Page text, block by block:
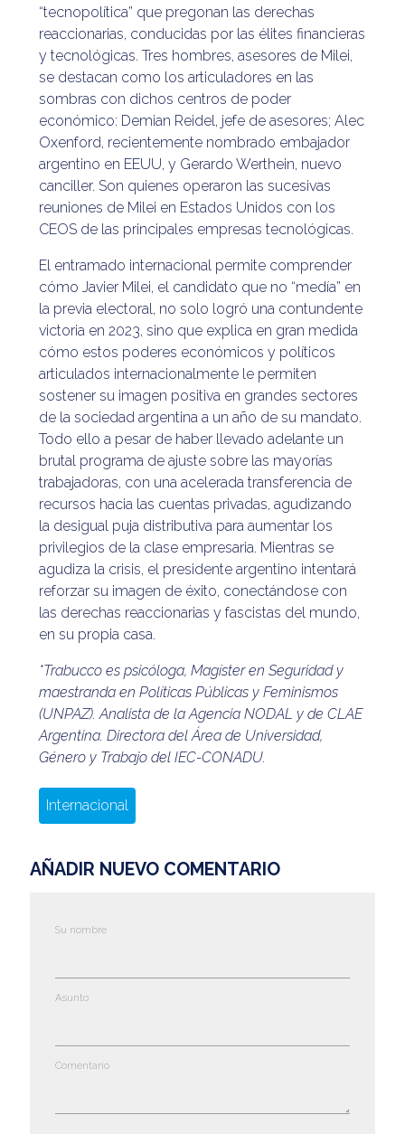
“tecnopolítica” que pregonan las derechas
reaccionarias, conducidas por las élites financieras
y tecnológicas. Tres hombres, asesores de Milei,
se destacan como los articuladores en las
sombras con dichos centros de poder
económico: Demian Reidel, jefe de asesores; Alec
Oxenford, recientemente nombrado embajador
argentino en EEUU, y Gerardo Werthein, nuevo
canciller. Son quienes operaron las sucesivas
reuniones de Milei en Estados Unidos con los
CEOS de las principales empresas tecnológicas.
El entramado internacional permite comprender
cómo Javier Milei, el candidato que no “medía” en
la previa electoral, no solo logró una contundente
victoria en 2023, sino que explica en gran medida
cómo estos poderes económicos y políticos
articulados internacionalmente le permiten
sostener su imagen positiva en grandes sectores
de la sociedad argentina a un año de su mandato.
Todo ello a pesar de haber llevado adelante un
brutal programa de ajuste sobre las mayorías
trabajadoras, con una acelerada transferencia de
recursos hacia las cuentas privadas, agudizando
la desigual puja distributiva para aumentar los
privilegios de la clase empresaria. Mientras se
agudiza la crisis, el presidente argentino intentará
reforzar su imagen de éxito, conectándose con
las derechas reaccionarias y fascistas del mundo,
en su propia casa.
*Trabucco es psicóloga, Magíster en Seguridad y
maestranda en Políticas Públicas y Feminismos
(UNPAZ). Analista de la Agencia NODAL y de CLAE
Argentina. Directora del Área de Universidad,
Género y Trabajo del IEC-CONADU.
Internacional
AÑADIR NUEVO COMENTARIO
Su nombre
Asunto
Comentario